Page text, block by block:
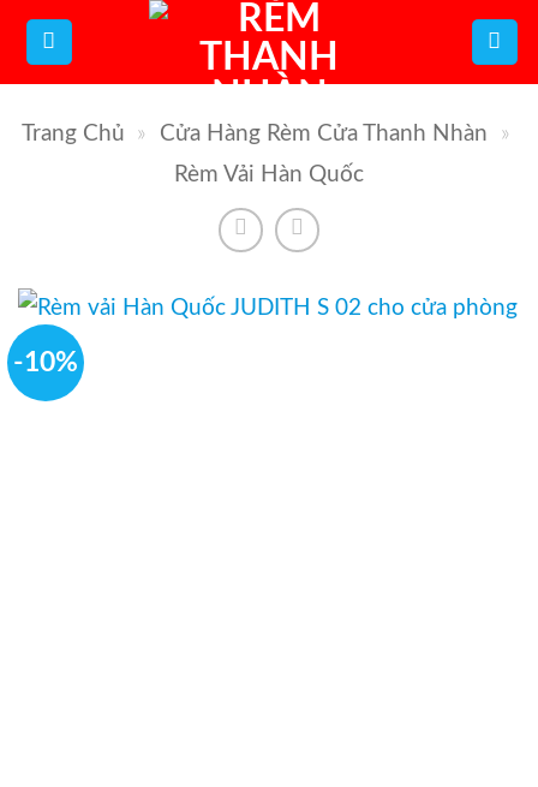
Bỏ
qua
dung
Trang Chủ » Cửa Hàng Rèm Cửa Thanh Nhàn
»
Rèm Vải Hàn Quốc
-10%